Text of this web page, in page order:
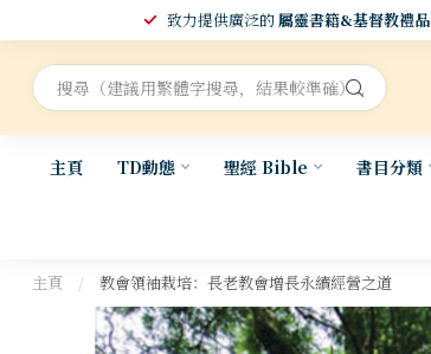
致力提供廣泛的屬靈書籍&基督教禮品
主頁 TD動態 聖經 Bible 書目分類
主頁 /
教會領袖栽培：長老教會增長永續經營之道